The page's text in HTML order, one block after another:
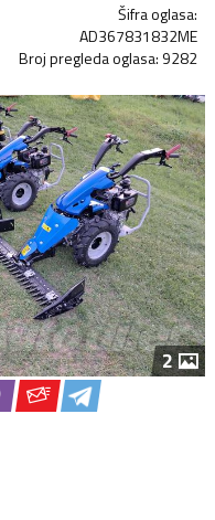
Šifra oglasa:
AD367831832ME
Broj pregleda oglasa: 9282
2